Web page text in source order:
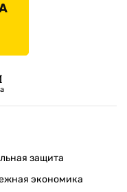
защита
экономика